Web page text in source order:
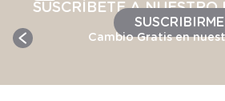
SUSCRÍBETE A NUESTRO
SUSCRIBIRME
Cambio Gratis en